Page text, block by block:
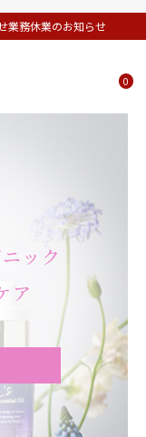
業務休業のお知らせ
0
ック
ア